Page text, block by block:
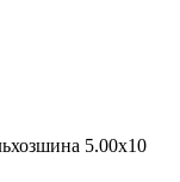
5.00х10